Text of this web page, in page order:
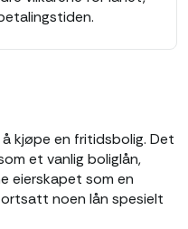
kjøpe en fritidsbolig. Det
et vanlig boliglån,
eierskapet som en
noen lån spesielt